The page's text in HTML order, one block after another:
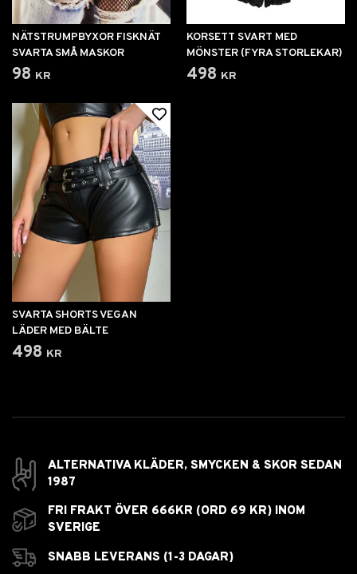
NÄTSTRUMPBYXOR FISKNÄT
SVARTA SMÅ MASKOR
98 kr
KORSETT SVART MED
MÖNSTER (FYRA STORLEKAR)
498 kr
SVARTA SHORTS VEGAN
LÄDER MED BÄLTE
498 kr
ALTERNATIVA KLÄDER, SMYCKEN & SKOR SEDAN
1987
FRI FRAKT ÖVER 666KR (ORD 69 KR) INOM
SVERIGE
SNABB LEVERANS (1-3 DAGAR)